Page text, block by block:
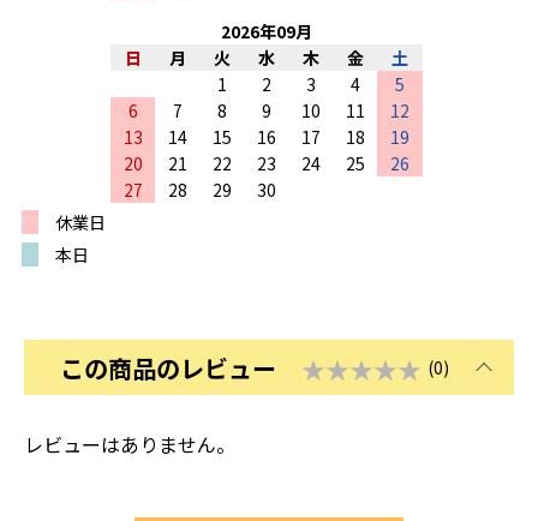
2026年09月
日
月 火 水 木 金
土
1
2 3 4
5
6
7 8 9 10 11
12
13
14 15 16 17 18
19
20
21 22 23 24 25
26
27
28 29
30
休業日
本日
この商品のレビュー ★★★★★ (0)
レビューはありません。